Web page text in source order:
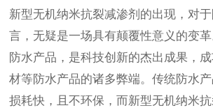
新型无机纳米抗裂减渗剂的出现，对
言，无疑是一场具有颠覆性意义的变
防水产品，是科技创新的杰出成果，
材等防水产品的诸多弊端。传统防水产
损耗快，且不环保，而新型无机纳米